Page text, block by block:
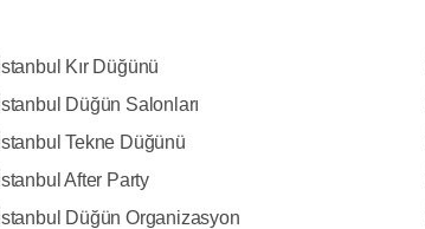
İstanbul Kır Düğünü
İstanbul Düğün Salonları
İstanbul Tekne Düğünü
İstanbul After Party
İstanbul Düğün Organizasyon